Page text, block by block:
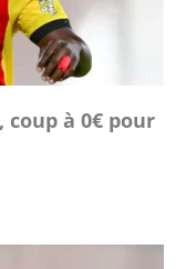
coup à 0€ pour